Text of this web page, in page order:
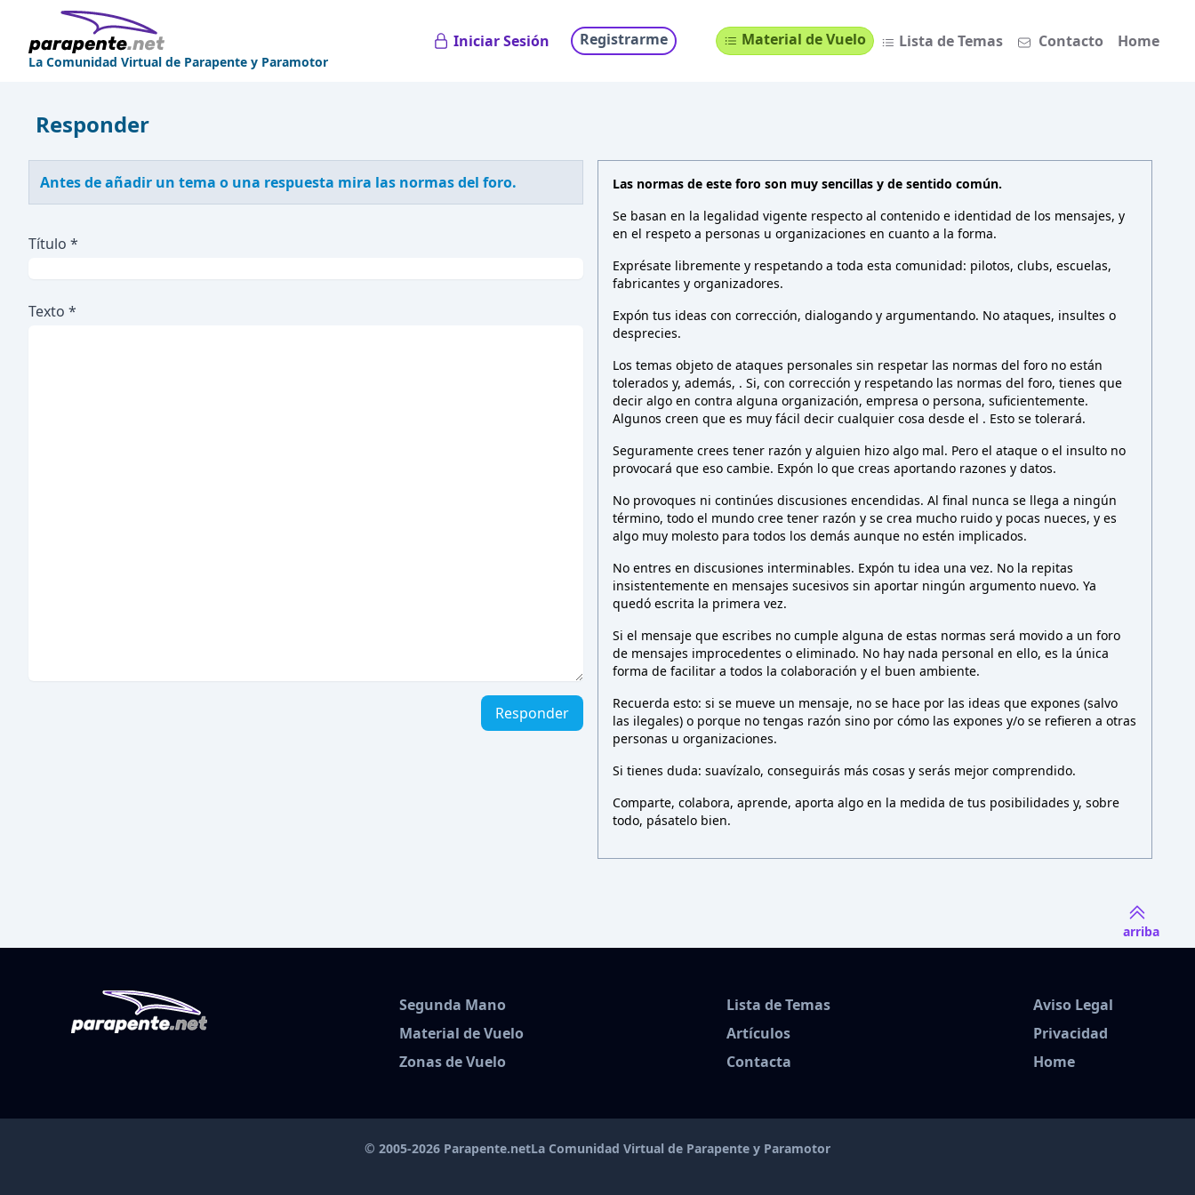
La Comunidad Virtual de Parapente y Paramotor
Iniciar Sesión Registrarme Material de Vuelo Lista de Temas Contacto Home
Responder
Antes de añadir un tema o una respuesta mira las normas del foro.
Título *
Texto *
Responder
Las normas de este foro son muy sencillas y de sentido común.
Se basan en la legalidad vigente respecto al contenido e identidad de los mensajes, y
en el respeto a personas u organizaciones en cuanto a la forma.
Exprésate libremente y respetando a toda esta comunidad: pilotos, clubs, escuelas,
fabricantes y organizadores.
Expón tus ideas con corrección, dialogando y argumentando. No ataques, insultes o
desprecies.
Los temas objeto de ataques personales sin respetar las normas del foro no están
tolerados y, además, . Si, con corrección y respetando las normas del foro, tienes que
decir algo en contra alguna organización, empresa o persona, suficientemente.
Algunos creen que es muy fácil decir cualquier cosa desde el . Esto se tolerará.
Seguramente crees tener razón y alguien hizo algo mal. Pero el ataque o el insulto no
provocará que eso cambie. Expón lo que creas aportando razones y datos.
No provoques ni continúes discusiones encendidas. Al final nunca se llega a ningún
término, todo el mundo cree tener razón y se crea mucho ruido y pocas nueces, y es
algo muy molesto para todos los demás aunque no estén implicados.
No entres en discusiones interminables. Expón tu idea una vez. No la repitas
insistentemente en mensajes sucesivos sin aportar ningún argumento nuevo. Ya
quedó escrita la primera vez.
Si el mensaje que escribes no cumple alguna de estas normas será movido a un foro
de mensajes improcedentes o eliminado. No hay nada personal en ello, es la única
forma de facilitar a todos la colaboración y el buen ambiente.
Recuerda esto: si se mueve un mensaje, no se hace por las ideas que expones (salvo
las ilegales) o porque no tengas razón sino por cómo las expones y/o se refieren a otras
personas u organizaciones.
Si tienes duda: suavízalo, conseguirás más cosas y serás mejor comprendido.
Comparte, colabora, aprende, aporta algo en la medida de tus posibilidades y, sobre
todo, pásatelo bien.
arriba
Segunda Mano
Material de Vuelo
Zonas de Vuelo
Lista de Temas
Artículos
Contacta
Aviso Legal
Privacidad
Home
© 2005-2026 Parapente.netLa Comunidad Virtual de Parapente y Paramotor